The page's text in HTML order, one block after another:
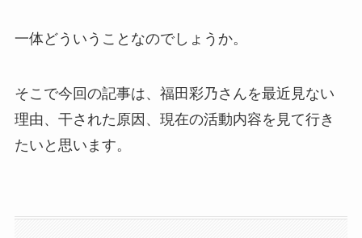
一体どういうことなのでしょうか。
そこで今回の記事は、福田彩乃さんを最近見ない
理由、干された原因、現在の活動内容を見て行き
たいと思います。